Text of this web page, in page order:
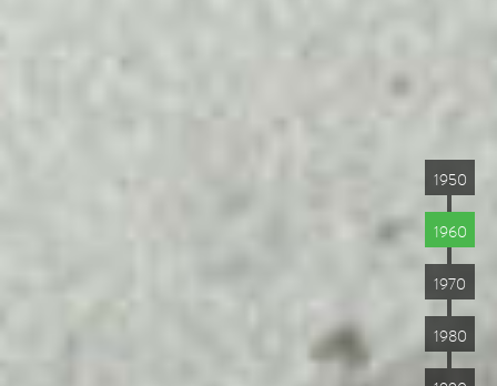
1950
1960
1970
1980